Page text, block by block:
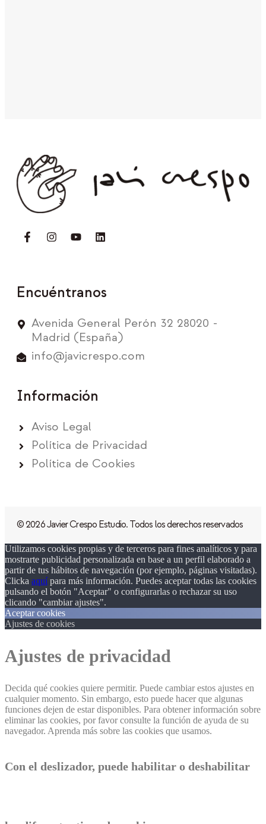
Encuéntranos
Avenida General Perón 32 28020 -
Madrid (España)
info@javicrespo.com
Información
Aviso Legal
Política de Privacidad
Política de Cookies
© 2026 Javier Crespo Estudio. Todos los derechos reservados
Utilizamos cookies propias y de terceros para fines analíticos y para
mostrarte publicidad personalizada en base a un perfil elaborado a
partir de tus hábitos de navegación (por ejemplo, páginas visitadas).
Clicka aquí para más información. Puedes aceptar todas las cookies
pulsando el botón "Aceptar" o configurarlas o rechazar su uso
clicando "cambiar ajustes".
Aceptar cookies
Ajustes de cookies
Ajustes de privacidad
Decida qué cookies quiere permitir. Puede cambiar estos ajustes en
cualquier momento. Sin embargo, esto puede hacer que algunas
funciones dejen de estar disponibles. Para obtener información sobre
eliminar las cookies, por favor consulte la función de ayuda de su
navegador. Aprenda más sobre las cookies que usamos.
Con el deslizador, puede habilitar o deshabilitar